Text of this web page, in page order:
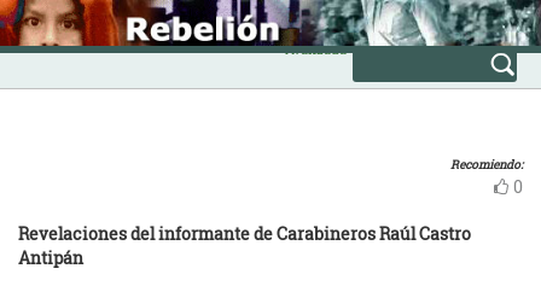
Skip
to
content
INICIO
Avanzada
Recomiendo:
0
Revelaciones del informante de Carabineros Raúl Castro
Antipán